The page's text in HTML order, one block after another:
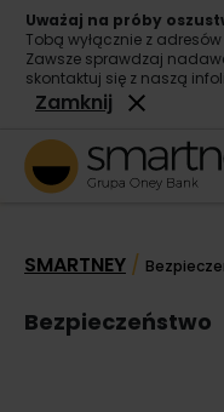
Uważaj na próby
Tobą wyłącznie z
Zawsze sprawdzaj
skontaktuj się z naszą
Zamknij
SMARTNEY /
Bezpieczeństwo